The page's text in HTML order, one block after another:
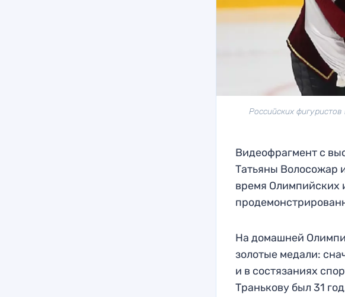
Российских
Видеофрагмент с
Татьяны Волосожар
время Олимпийских
На домашней
золотые медали:
и в состязаниях
Транькову был 31